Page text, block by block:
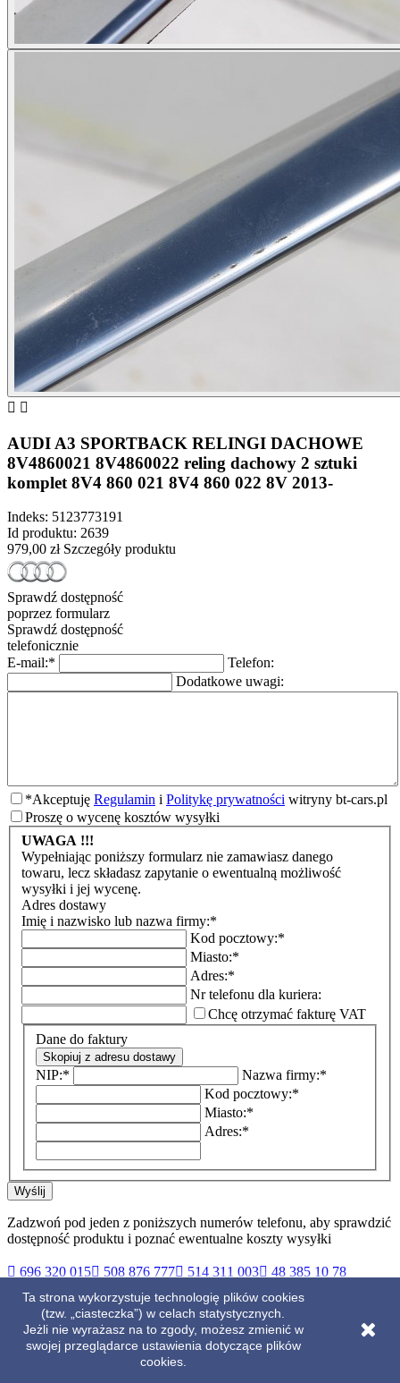
 
AUDI A3 SPORTBACK RELINGI DACHOWE
8V4860021 8V4860022 reling dachowy 2 sztuki
komplet 8V4 860 021 8V4 860 022 8V 2013-
Indeks: 5123773191
Id produktu: 2639
979,00 zł Szczegóły produktu
Sprawdź dostępność
poprzez formularz
Sprawdź dostępność
telefonicznie
E-mail:*
Telefon:
Dodatkowe uwagi:
*Akceptuję Regulamin i Politykę prywatności witryny bt-cars.pl
Proszę o wycenę kosztów wysyłki
UWAGA !!!
Wypełniając poniższy formularz nie zamawiasz danego
towaru, lecz składasz zapytanie o ewentualną możliwość
wysyłki i jej wycenę.
Adres dostawy
Imię i nazwisko lub nazwa firmy:*
Kod pocztowy:*
Miasto:*
Adres:*
Nr telefonu dla kuriera:
Chcę otrzymać fakturę VAT
Dane do faktury
Skopiuj z adresu dostawy
NIP:* Nazwa firmy:*
Kod pocztowy:*
Miasto:*
Adres:*
Wyślij
Zadzwoń pod jeden z poniższych numerów telefonu, aby sprawdzić
dostępność produktu i poznać ewentualne koszty wysyłki
 696 320 015 508 876 777 514 311 003 48 385 10 78
Opis
Szczegóły produktu
Ta strona wykorzystuje technologię plików cookies
(tzw. „ciasteczka”) w celach statystycznych.
Jeżli nie wyrażasz na to zgody, możesz zmienić w
swojej przeglądarce ustawienia dotyczące plików
cookies.